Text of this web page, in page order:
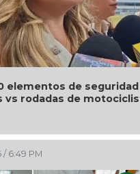
del World Trade
y economía de
5:15 PM